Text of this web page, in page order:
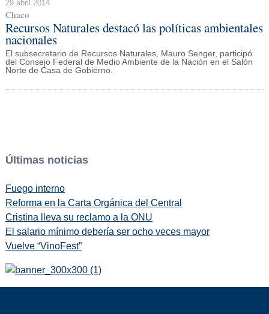
29 abril 2014
Chaco
Recursos Naturales destacó las políticas ambientales
nacionales
El subsecretario de Recursos Naturales, Mauro Senger, participó
del Consejo Federal de Medio Ambiente de la Nación en el Salón
Norte de Casa de Gobierno.
Últimas noticias
Fuego interno
Reforma en la Carta Orgánica del Central
Cristina lleva su reclamo a la ONU
El salario mínimo debería ser ocho veces mayor
Vuelve “VinoFest”